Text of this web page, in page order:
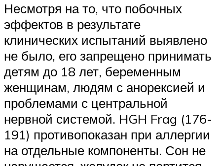
Несмотря на то, что побочных
эффектов в результате
клинических испытаний выявлено
не было, его запрещено принимать
детям до 18 лет, беременным
женщинам, людям с анорексией и
проблемами с центральной
нервной системой. HGH Frag (176-
191) противопоказан при аллергии
на отдельные компоненты. Сон не